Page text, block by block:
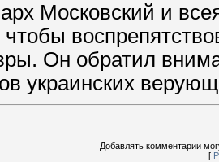
Московский и
чтобы
Он обратил
украинских
Добавлять комментарии
[